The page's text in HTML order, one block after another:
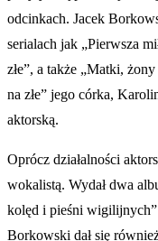
odcinkach. Jacek
serialach jak „Pierwsza
złe”, a także „Matki,
na złe” jego córka,
aktorską.
Oprócz działalności
wokalistą. Wydał dwa
kolęd i pieśni
Borkowski dał się